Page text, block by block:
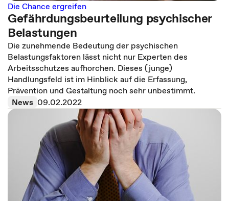
Die Chance ergreifen
Gefährdungsbeurteilung psychischer
Belastungen
Die zunehmende Bedeutung der psychischen
Belastungsfaktoren lässt nicht nur Experten des
Arbeitsschutzes aufhorchen. Dieses (junge)
Handlungsfeld ist im Hinblick auf die Erfassung,
Prävention und Gestaltung noch sehr unbestimmt.
News 09.02.2022